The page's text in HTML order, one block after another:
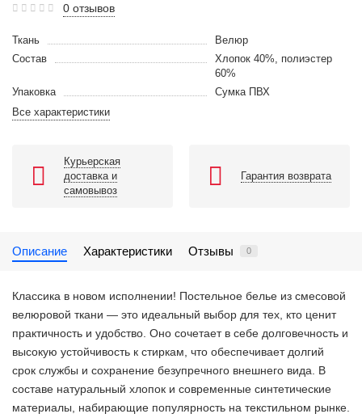
0 отзывов
Ткань
Велюр
Состав
Хлопок 40%, полиэстер
60%
Упаковка
Сумка ПВХ
Все характеристики
Курьерская
доставка и
самовывоз
Гарантия возврата
Описание Характеристики Отзывы 0
Классика в новом исполнении! Постельное белье из смесовой
велюровой ткани — это идеальный выбор для тех, кто ценит
практичность и удобство. Оно сочетает в себе долговечность и
высокую устойчивость к стиркам, что обеспечивает долгий
срок службы и сохранение безупречного внешнего вида. В
составе натуральный хлопок и современные синтетические
материалы, набирающие популярность на текстильном рынке.